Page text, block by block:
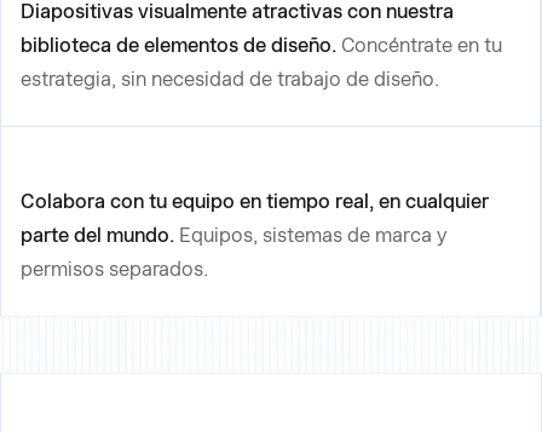
Diapositivas visualmente atractivas con nuestra
biblioteca de elementos de diseño. Concéntrate en tu
estrategia, sin necesidad de trabajo de diseño.
Colabora con tu equipo en tiempo real, en cualquier
parte del mundo. Equipos, sistemas de marca y
permisos separados.